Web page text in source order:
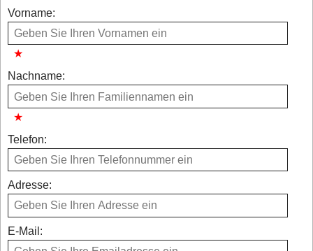
Vorname:
Nachname:
Telefon:
Adresse:
E-Mail: